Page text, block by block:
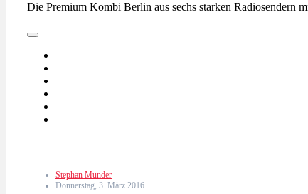
Die Premium Kombi Berlin aus sechs starken Radiosendern
Stephan Munder
Donnerstag, 3. März 2016